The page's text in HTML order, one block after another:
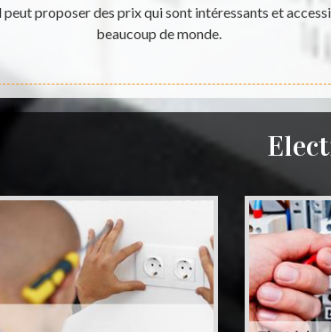
peut proposer des prix qui sont intéressants et
beaucoup de monde.